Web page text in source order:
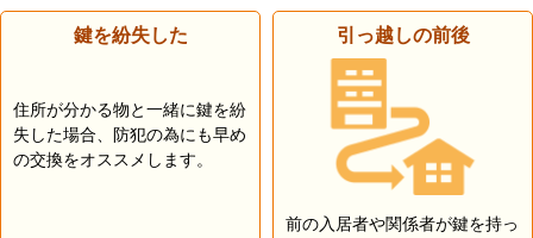
鍵を紛失した
住所が分かる物と一緒に鍵を紛
失した場合、防犯の為にも早め
の交換をオススメします。
引っ越しの前後
前の入居者や関係者が鍵を持っ